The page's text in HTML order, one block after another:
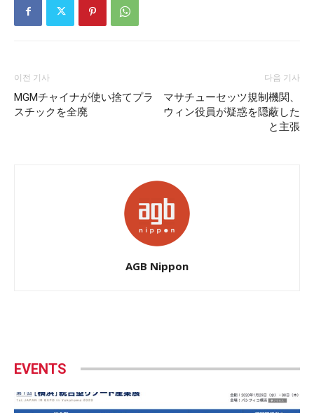
이전 기사
MGMチャイナが使い捨てプラ
スチックを全廃
다음 기사
マサチューセッツ規制機関、
ウィン役員が疑惑を隠蔽した
と主張
AGB Nippon
EVENTS